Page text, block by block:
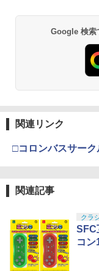
Google 検索
関連リンク
□コロンバスサー
関連記事
クラ
SFC
コン